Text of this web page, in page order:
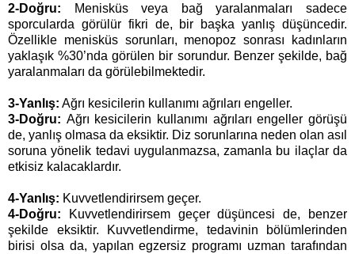
2-Doğru: Menisküs veya bağ yaralanmaları sadece
sporcularda görülür fikri de, bir başka yanlış düşüncedir.
Özellikle menisküs sorunları, menopoz sonrası kadınların
yaklaşık %30’nda görülen bir sorundur. Benzer şekilde, bağ
yaralanmaları da görülebilmektedir.
3-Yanlış: Ağrı kesicilerin kullanımı ağrıları engeller.
3-Doğru: Ağrı kesicilerin kullanımı ağrıları engeller görüşü
de, yanlış olmasa da eksiktir. Diz sorunlarına neden olan asıl
soruna yönelik tedavi uygulanmazsa, zamanla bu ilaçlar da
etkisiz kalacaklardır.
4-Yanlış: Kuvvetlendirirsem geçer.
4-Doğru: Kuvvetlendirirsem geçer düşüncesi de, benzer
şekilde eksiktir. Kuvvetlendirme, tedavinin bölümlerinden
birisi olsa da, yapılan egzersiz programı uzman tarafından